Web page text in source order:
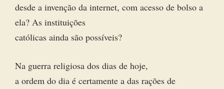
desde a invenção da internet, com acesso de bolso a
ela? As instituições
católicas ainda são possíveis?
Na guerra religiosa dos dias de hoje,
a ordem do dia é certamente a das rações de